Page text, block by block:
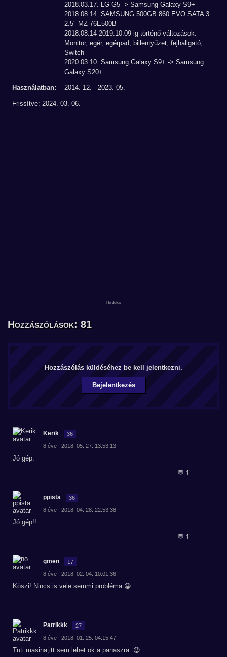
2018.03.17. LG G5 -> Samsung Galaxy S9+
2018.08.14. SAMSUNG 500GB 860 EVO SATA 3
2.5" MZ-76E500B
2018.08.14-2019.10.09-ig történő változások:
Monitor, egér, egérpad, billentyűzet, fejhallgató,
Switch
2020.03.10. Samsung Galaxy S9+ -> Samsung
Galaxy S20+
Használatban: 2014. 12. - 2023. 05.
Frissítve: 2024. 03. 06.
Hozzászólások: 81
Hozzászólás küldéséhez be kell jelentkezni.
Bejelentkezés
Kerik 36
8 éve | 2018. 05. 27. 13:53:13
Jó gép.
💬 1
ppista 36
8 éve | 2018. 04. 28. 22:53:38
Jó gép!!
💬 1
gmen 17
8 éve | 2018. 02. 04. 10:01:36
Köszi! Nincs is vele semmi probléma 😀
Patrikkk 27
8 éve | 2018. 01. 25. 04:15:47
Tuti masina,itt sem lehet ok a panaszra. 😉